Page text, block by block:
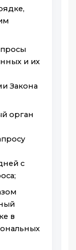
и их
Закона
орган
с
в